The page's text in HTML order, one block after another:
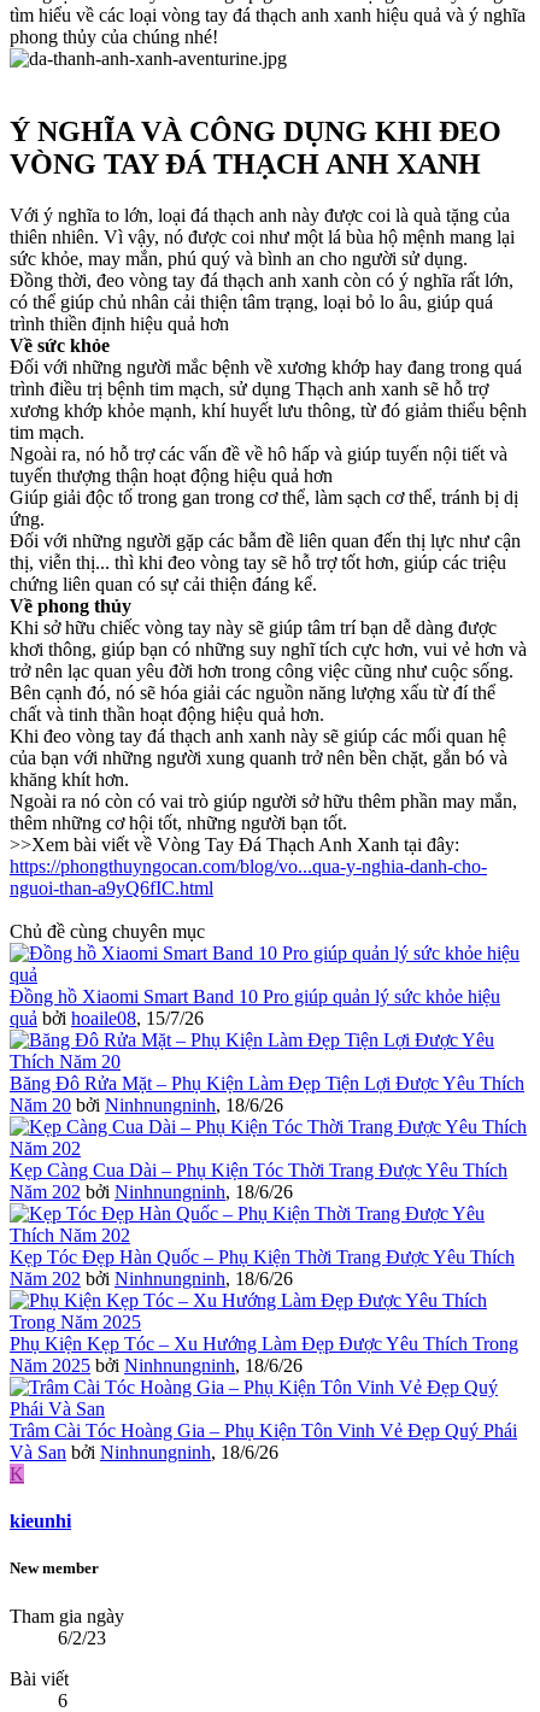
tìm hiểu về các loại vòng tay đá thạch anh xanh hiệu quả và ý nghĩa
phong thủy của chúng nhé!
Ý NGHĨA VÀ CÔNG DỤNG KHI ĐEO
VÒNG TAY ĐÁ THẠCH ANH XANH​
Với ý nghĩa to lớn, loại đá thạch anh này được coi là quà tặng của
thiên nhiên. Vì vậy, nó được coi như một lá bùa hộ mệnh mang lại
sức khỏe, may mắn, phú quý và bình an cho người sử dụng.
Đồng thời, đeo vòng tay đá thạch anh xanh còn có ý nghĩa rất lớn,
có thể giúp chủ nhân cải thiện tâm trạng, loại bỏ lo âu, giúp quá
trình thiền định hiệu quả hơn
Về sức khỏe
Đối với những người mắc bệnh về xương khớp hay đang trong quá
trình điều trị bệnh tim mạch, sử dụng Thạch anh xanh sẽ hỗ trợ
xương khớp khỏe mạnh, khí huyết lưu thông, từ đó giảm thiểu bệnh
tim mạch.
Ngoài ra, nó hỗ trợ các vấn đề về hô hấp và giúp tuyến nội tiết và
tuyến thượng thận hoạt động hiệu quả hơn
Giúp giải độc tố trong gan trong cơ thể, làm sạch cơ thể, tránh bị dị
ứng.
Đối với những người gặp các bẫm đề liên quan đến thị lực như cận
thị, viễn thị... thì khi đeo vòng tay sẽ hỗ trợ tốt hơn, giúp các triệu
chứng liên quan có sự cải thiện đáng kể.
Về phong thủy
Khi sở hữu chiếc vòng tay này sẽ giúp tâm trí bạn dễ dàng được
khơi thông, giúp bạn có những suy nghĩ tích cực hơn, vui vẻ hơn và
trở nên lạc quan yêu đời hơn trong công việc cũng như cuộc sống.
Bên cạnh đó, nó sẽ hóa giải các nguồn năng lượng xấu từ đí thể
chất và tinh thần hoạt động hiệu quả hơn.
Khi đeo vòng tay đá thạch anh xanh này sẽ giúp các mối quan hệ
của bạn với những người xung quanh trở nên bền chặt, gắn bó và
khăng khít hơn.
Ngoài ra nó còn có vai trò giúp người sở hữu thêm phần may mắn,
thêm những cơ hội tốt, những người bạn tốt.
>>Xem bài viết về Vòng Tay Đá Thạch Anh Xanh tại đây:
https://phongthuyngocan.com/blog/vo...qua-y-nghia-danh-cho-
nguoi-than-a9yQ6fIC.html
Chủ đề cùng chuyên mục
Đồng hồ Xiaomi Smart Band 10 Pro giúp quản lý sức khỏe hiệu
quả bởi hoaile08, 15/7/26
Băng Đô Rửa Mặt – Phụ Kiện Làm Đẹp Tiện Lợi Được Yêu Thích
Năm 20 bởi Ninhnungninh, 18/6/26
Kẹp Càng Cua Dài – Phụ Kiện Tóc Thời Trang Được Yêu Thích
Năm 202 bởi Ninhnungninh, 18/6/26
Kẹp Tóc Đẹp Hàn Quốc – Phụ Kiện Thời Trang Được Yêu Thích
Năm 202 bởi Ninhnungninh, 18/6/26
Phụ Kiện Kẹp Tóc – Xu Hướng Làm Đẹp Được Yêu Thích Trong
Năm 2025 bởi Ninhnungninh, 18/6/26
Trâm Cài Tóc Hoàng Gia – Phụ Kiện Tôn Vinh Vẻ Đẹp Quý Phái
Và San bởi Ninhnungninh, 18/6/26
K
kieunhi
New member
Tham gia ngày
6/2/23
Bài viết
6